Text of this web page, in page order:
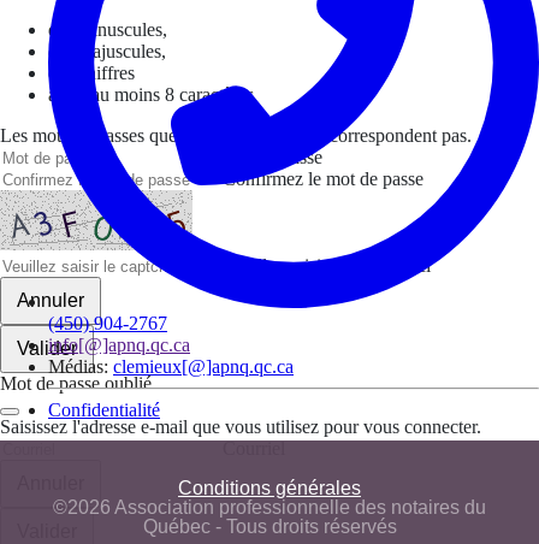
(450) 904-2767
info[@]apnq.qc.ca
Médias: clemieux[@]apnq.qc.ca
Confidentialité
Conditions générales
©2026 Association professionnelle des notaires du
Québec - Tous droits réservés
des minuscules,
des majuscules,
des chiffres
avoir au moins 8 caractères
Les mots de passes que vous avez saisis ne correspondent pas.
Mot de passe
Confirmez le mot de passe
Veuillez saisir le captcha ici
Annuler
Valider
Mot de passe oublié
Saisissez l'adresse e-mail que vous utilisez pour vous connecter.